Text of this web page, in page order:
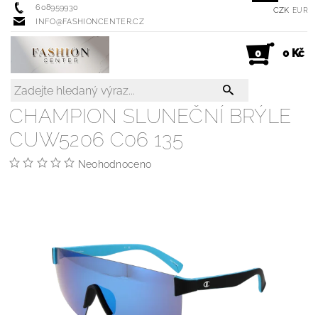
608959930
INFO@FASHIONCENTER.CZ
CZK EUR
0 0 Kč
CHAMPION SLUNEČNÍ BRÝLE
CUW5206 C06 135
Neohodnoceno